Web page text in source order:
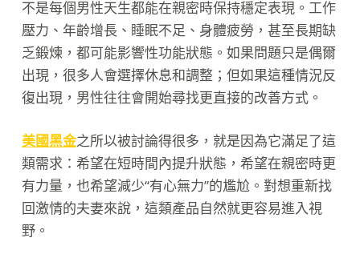
不是每個男性天生都能在親密時保持穩定表現。工作
壓力、年齡增長、睡眠不足、身體疲勞，甚至長期缺
乏鍛煉，都可能影響性功能狀態。如果問題只是偶爾
出現，很多人會選擇休息和調整；但如果這種情況反
復出現，男性往往會開始尋找更直接的改善方式。
美國黑金之所以被討論得很多，就是因為它滿足了這
類需求：希望在短時間內提升狀態，希望在親密時更
有力量，也希望減少“有心無力”的尷尬。對想重新找
回激情的夫妻來說，這類產品自然就更容易進入視
野。